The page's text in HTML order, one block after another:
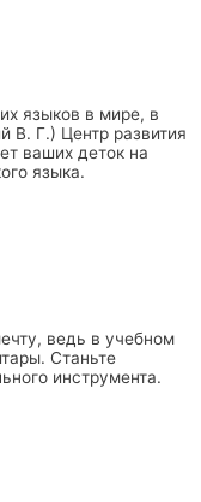
языков в мире, в
В. Г.) Центр развития
ваших деток на
языка.
ведь в учебном
Станьте
инструмента.